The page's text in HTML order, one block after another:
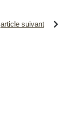
article suivant